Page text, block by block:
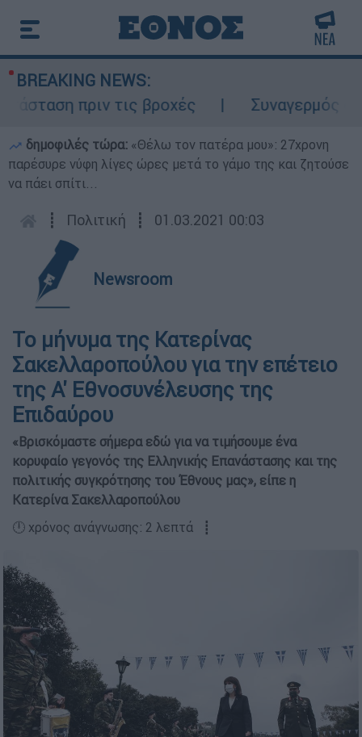
BREAKING NEWS:
πριν τις βροχές
Συναγερμός
δημοφιλές τώρα: «Θέλω τον πατέρα μου»: 27χρονη
παρέσυρε νύφη λίγες ώρες μετά το γάμο της και ζητούσε
να πάει σπίτι...
┋ Πολιτική ┋ 01.03.2021 00:03
Newsroom
Το μήνυμα της Κατερίνας
Σακελλαροπούλου για την επέτειο
της Α' Εθνοσυνέλευσης της
Επιδαύρου
«Βρισκόμαστε σήμερα εδώ για να τιμήσουμε ένα
κορυφαίο γεγονός της Ελληνικής Επανάστασης και της
πολιτικής συγκρότησης του Έθνους μας», είπε η
Κατερίνα Σακελλαροπούλου
🕛 χρόνος ανάγνωσης: 2 λεπτά ┋